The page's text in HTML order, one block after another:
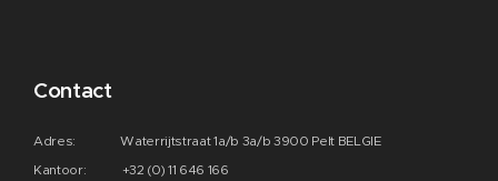
Contact
Adres: Waterrijtstraat 1a/b 3a/b 3900 Pelt BELGIE
Kantoor: +32 (0) 11 646 166